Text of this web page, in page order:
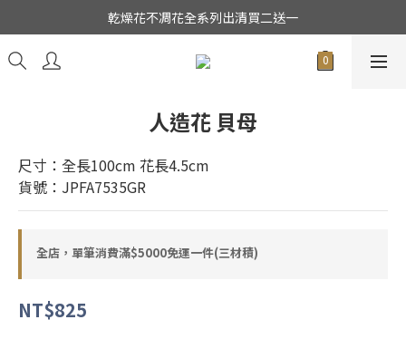
★日本東京堂花材系列全面出清特價中★
乾燥花不凋花全系列出清買二送一
★日本東京堂花材系列全面出清特價中★
人造花 貝母
尺寸：全長100cm 花長4.5cm
貨號：JPFA7535GR
全店，單筆消費滿$5000免運一件(三材積)
NT$825